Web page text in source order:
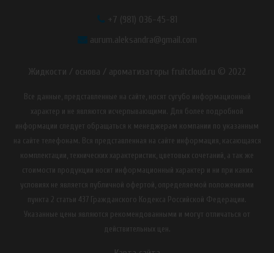
+7 (981) 036-45-81
aurum.aleksandra@gmail.com
Жидкости / основа / ароматизаторы fruitcloud.ru © 2022
Все данные, представленные на сайте, носят сугубо информационный
характер и не являются исчерпывающими. Для более подробной
информации следует обращаться к менеджерам компании по указанным
на сайте телефонам. Вся представленная на сайте информация, касающаяся
комплектации, технических характеристик, цветовых сочетаний, а так же
стоимости продукции носит информационный характер и ни при каких
условиях не является публичной офертой, определяемой положениями
пункта 2 статьи 437 Гражданского Кодекса Российской Федерации.
Указанные цены являются рекомендованными и могут отличаться от
действительных цен.